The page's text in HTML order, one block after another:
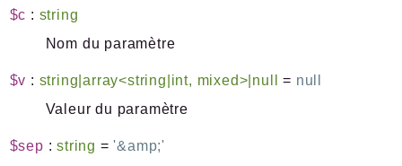
$c : string
Nom du paramètre
$v : string|array<string|int, mixed>|null = null
Valeur du paramètre
$sep :string ='&amp;'